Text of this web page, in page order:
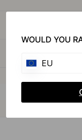
WOULD YOU
EU